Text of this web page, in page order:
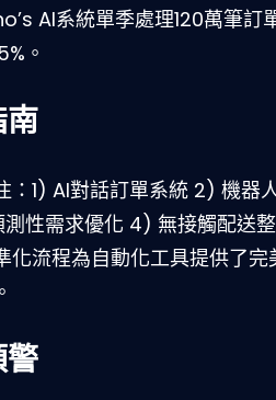
AI系統單季處理120萬筆訂
。
：1) AI對話訂單系統 2) 機器
性需求優化 4) 無接觸配送
化流程為自動化工具提供了完